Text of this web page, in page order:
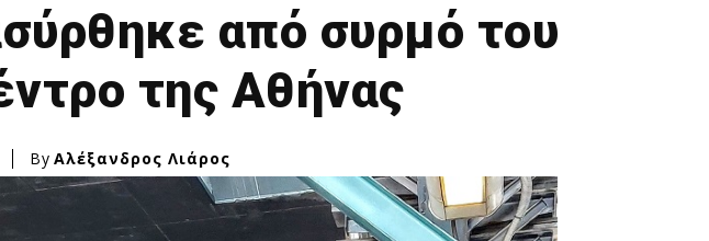
από συρμό του
της Αθήνας
By Αλέξανδρος Λιάρος